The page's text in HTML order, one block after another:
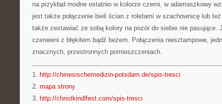
na przykład modne ostatnio w kolorze czerni, w adamaszkowy
jest także połączenie bieli ścian z roletami w szachownicę lub
także zestawiać ze sobą kolory na pozór do siebie nie pasujące.
czerwieni z błękitem bądź beżem. Połączenia niesztampowe,
znacznych, przestronnych pomieszczeniach.
1. http://chinesischemedizin-potsdam.de/spis-tresci
2. mapa strony
3. http://christkindlfest.com/spis-tresci